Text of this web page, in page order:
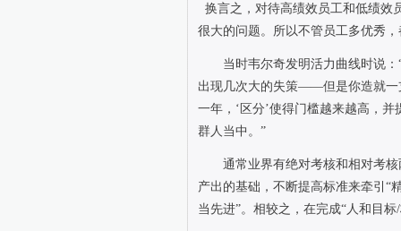
换言之，对待高绩效员工和低绩效
很大的问题。所以不管员工多优秀
当时韦尔奇发明活力曲线时说
出现几次大的失策——但是你造就一
一年，‘区分’使得门槛越来越高，
群人当中。”
通常业界有绝对考核和相对考
产出的基础，不断提高标准来牵引“
当先进”。相较之，在完成“人和目标/